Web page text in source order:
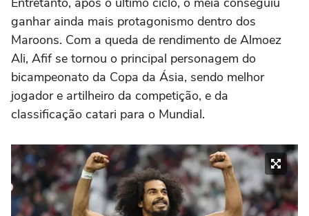
ganhar ainda mais protagonismo dentro dos
Maroons. Com a queda de rendimento de Almoez
Ali, Afif se tornou o principal personagem do
bicampeonato da Copa da Ásia, sendo melhor
jogador e artilheiro da competição, e da
classificação catari para o Mundial.